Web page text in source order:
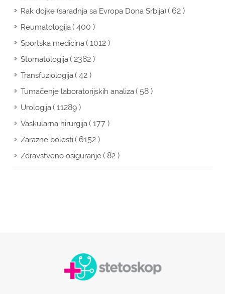
Rak dojke (saradnja sa Evropa Dona Srbija)( 62 )
Reumatologija( 400 )
Sportska medicina( 1012 )
Stomatologija( 2382 )
Transfuziologija( 42 )
Tumačenje laboratorijskih analiza( 58 )
Urologija( 11289 )
Vaskularna hirurgija( 177 )
Zarazne bolesti( 6152 )
Zdravstveno osiguranje( 82 )